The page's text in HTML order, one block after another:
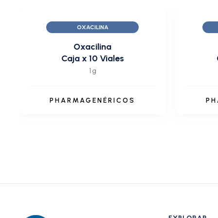
OXACILINA
Oxacilina
Caja x 10 Viales
1 g
PHARMAGENÉRICOS